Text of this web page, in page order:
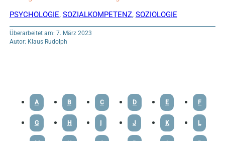
PSYCHOLOGIE, SOZIALKOMPETENZ, SOZIOLOGIE
Überarbeitet am: 7. März 2023
Autor: Klaus Rudolph
A B C D E F
G H I J K L